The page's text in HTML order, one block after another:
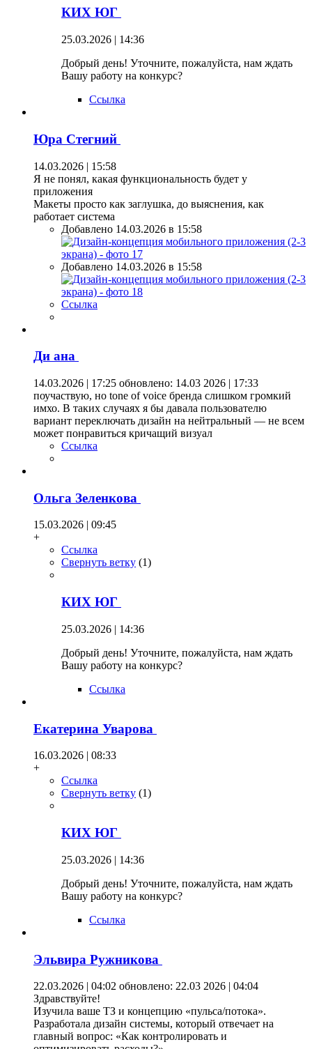
КИХ ЮГ
25.03.2026 | 14:36
Добрый день! Уточните, пожалуйста, нам ждать
Вашу работу на конкурс?
Ссылка
Юра Стегний
14.03.2026 | 15:58
Я не понял, какая функциональность будет у
приложения
Макеты просто как заглушка, до выяснения, как
работает система
Добавлено 14.03.2026 в 15:58
Добавлено 14.03.2026 в 15:58
Ссылка
Ди ана
14.03.2026 | 17:25 обновлено: 14.03 2026 | 17:33
поучаствую, но tone of voice бренда слишком громкий
имхо. В таких случаях я бы давала пользователю
вариант переключать дизайн на нейтральный — не всем
может понравиться кричащий визуал
Ссылка
Ольга Зеленкова
15.03.2026 | 09:45
+
Ссылка
Свернуть ветку (1)
КИХ ЮГ
25.03.2026 | 14:36
Добрый день! Уточните, пожалуйста, нам ждать
Вашу работу на конкурс?
Ссылка
Екатерина Уварова
16.03.2026 | 08:33
+
Ссылка
Свернуть ветку (1)
КИХ ЮГ
25.03.2026 | 14:36
Добрый день! Уточните, пожалуйста, нам ждать
Вашу работу на конкурс?
Ссылка
Эльвира Ружникова
22.03.2026 | 04:02 обновлено: 22.03 2026 | 04:04
Здравствуйте!
Изучила ваше ТЗ и концепцию «пульса/потока».
Разработала дизайн системы, который отвечает на
главный вопрос: «Как контролировать и